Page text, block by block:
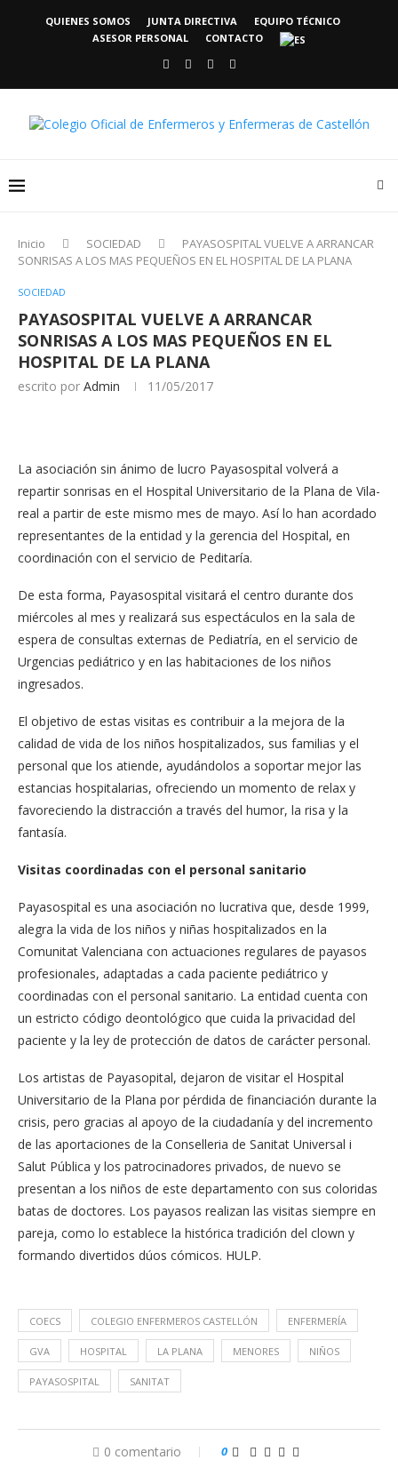
QUIENES SOMOS JUNTA DIRECTIVA
EQUIPO TÉCNICO
ASESOR PERSONAL
CONTACTO
Inicio SOCIEDAD
PAYASOSPITAL VUELVE A ARRANCAR
SONRISAS A LOS MAS PEQUEÑOS EN EL HOSPITAL DE LA PLANA
SOCIEDAD
PAYASOSPITAL VUELVE A ARRANCAR
SONRISAS A LOS MAS PEQUEÑOS EN EL
HOSPITAL DE LA PLANA
escrito por Admin 11/05/2017
La asociación sin ánimo de lucro Payasospital volverá a
repartir sonrisas en el Hospital Universitario de la Plana de Vila-
real a partir de este mismo mes de mayo. Así lo han acordado
representantes de la entidad y la gerencia del Hospital, en
coordinación con el servicio de Peditaría.
De esta forma, Payasospital visitará el centro durante dos
miércoles al mes y realizará sus espectáculos en la sala de
espera de consultas externas de Pediatría, en el servicio de
Urgencias pediátrico y en las habitaciones de los niños
ingresados.
El objetivo de estas visitas es contribuir a la mejora de la
calidad de vida de los niños hospitalizados, sus familias y el
personal que los atiende, ayudándolos a soportar mejor las
estancias hospitalarias, ofreciendo un momento de relax y
favoreciendo la distracción a través del humor, la risa y la
fantasía.
Visitas coordinadas con el personal sanitario
Payasospital es una asociación no lucrativa que, desde 1999,
alegra la vida de los niños y niñas hospitalizados en la
Comunitat Valenciana con actuaciones regulares de payasos
profesionales, adaptadas a cada paciente pediátrico y
coordinadas con el personal sanitario. La entidad cuenta con
un estricto código deontológico que cuida la privacidad del
paciente y la ley de protección de datos de carácter personal.
Los artistas de Payasopital, dejaron de visitar el Hospital
Universitario de la Plana por pérdida de financiación durante la
crisis, pero gracias al apoyo de la ciudadanía y del incremento
de las aportaciones de la Conselleria de Sanitat Universal i
Salut Pública y los patrocinadores privados, de nuevo se
presentan a los niños de este departamento con sus coloridas
batas de doctores. Los payasos realizan las visitas siempre en
pareja, como lo establece la histórica tradición del clown y
formando divertidos dúos cómicos. HULP.
COECS COLEGIO ENFERMEROS CASTELLÓN ENFERMERÍA
GVA HOSPITAL LA PLANA MENORES NIÑOS
PAYASOSPITAL SANITAT
0 comentario 0